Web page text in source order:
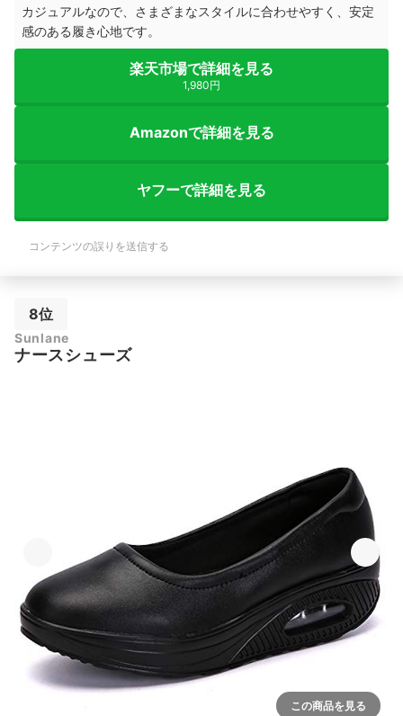
カジュアルなので、さまざまなスタイルに合わせやすく、安定
感のある履き心地です。
楽天市場で詳細を見る
1,980円
Amazonで詳細を見る
ヤフーで詳細を見る
コンテンツの誤りを送信する
8位
Sunlane
ナースシューズ
この商品を見る